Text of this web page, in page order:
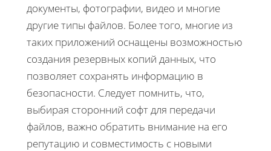
документы, фотографии, видео и многие
другие типы файлов. Более того, многие из
таких приложений оснащены возможностью
создания резервных копий данных, что
позволяет сохранять информацию в
безопасности. Следует помнить, что,
выбирая сторонний софт для передачи
файлов, важно обратить внимание на его
репутацию и совместимость с новыми